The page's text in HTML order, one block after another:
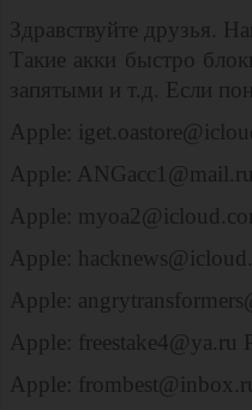
Здравствуйте друзья.
Такие акки быстро
запятыми и т.д. Если
Apple:
Apple:
Apple:
Apple:
Apple:
Apple: freestake4@ya.ru
Apple: